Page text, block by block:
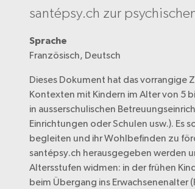
santépsy.ch zur
Sprache
Französisch, Deutsch
Dieses Dokument hat das vorrangige
Kontexten mit Kindern im Alter von 5
in ausserschulischen
Einrichtungen oder Schulen usw.).
begleiten und ihr Wohlbefinden zu
santépsy.ch herausgegeben werden
Altersstufen widmen: in der frühen
beim Übergang ins Erwachsenenalter